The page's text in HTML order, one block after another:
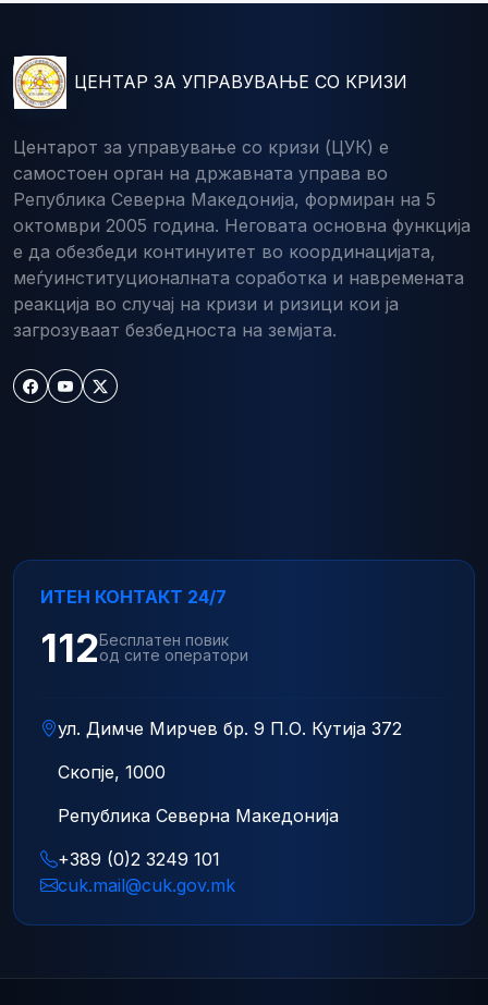
ЦЕНТАР ЗА УПРАВУВАЊЕ СО КРИЗИ
Центарот за управување со кризи (ЦУК) е
самостоен орган на државната управа во
Република Северна Македонија, формиран на 5
октомври 2005 година. Неговата основна функција
е да обезбеди континуитет во координацијата,
меѓуинституционалната соработка и навремената
реакција во случај на кризи и ризици кои ја
загрозуваат безбедноста на земјата.
ИТЕН КОНТАКТ 24/7
112Бесплатен повик
од сите оператори
ул. Димче Мирчев бр. 9 П.О. Кутија 372
Скопје, 1000
Република Северна Македонија
+389 (0)2 3249 101
cuk.mail@cuk.gov.mk